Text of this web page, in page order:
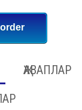
ҖАВАПЛАР